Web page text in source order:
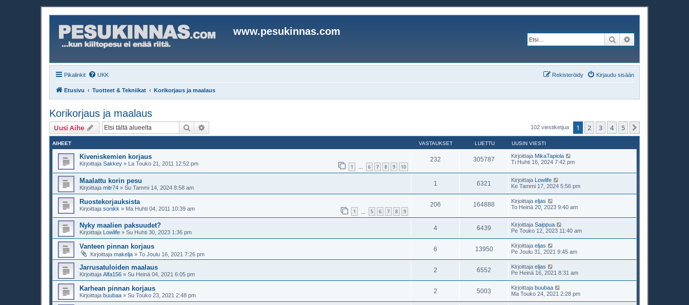
www.pesukinnas.com
Etsi
Pikalinkit UKK Kirjaudu sisään
Rekisteröidy
Etusivu Tuotteet & Tekniikat Korikorjaus ja maalaus
Korikorjaus ja maalaus
Uusi Aihe Etsi 102 viestiketjua 1 2 3 4 5
AIHEET VASTAUKSET LUETTU UUSIN VIESTI
Kiveniskemien korjaus
Kirjoittaja Sakkey » La Touko 21, 2011 12:52 pm 1 … 6 7 8 9 10
232 305787 Kirjoittaja MikaTapiola
Ti Huhti 16, 2024 7:42 pm
Maalattu korin pesu
Kirjoittaja mitr74 » Su Tammi 14, 2024 8:58 am
1 6321 Kirjoittaja Lowlife
Ke Tammi 17, 2024 5:56 pm
Ruostekorjauksista
Kirjoittaja sonikk » Ma Huhti 04, 2011 10:39 am 1 5 6 7 8 9
206 164888 Kirjoittaja eljas
To Heinä 20, 2023 9:40 am
Nyky maalien paksuudet?
Kirjoittaja Lowlife » Su Huhti 30, 2023 1:36 pm
4 6439 Kirjoittaja Saippua
Pe Touko 12, 2023 11:40 am
Vanteen pinnan korjaus
Kirjoittaja makelja » To Joulu 16, 2021 7:26 pm
6 13950 Kirjoittaja eljas
Pe Joulu 31, 2021 9:45 am
Jarrusatuloiden maalaus
Kirjoittaja Alfa156 » Su Heinä 04, 2021 6:05 pm
2 6552 Kirjoittaja eljas
Pe Heinä 16, 2021 8:31 am
Karhean pinnan korjaus
Kirjoittaja buubaa » Su Touko 23, 2021 2:48 pm
2 5003 Kirjoittaja buubaa
Ma Touko 24, 2021 2:28 pm